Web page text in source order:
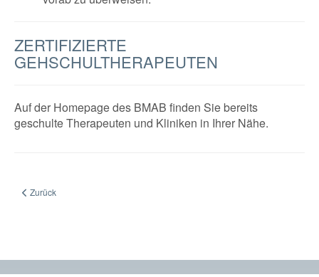
ZERTIFIZIERTE
GEHSCHULTHERAPEUTEN
Auf der Homepage des BMAB finden Sie bereits
geschulte Therapeuten und Kliniken in Ihrer Nähe.
Vorheriger Beitrag: Gehschulseminar - Refresher
Zurück